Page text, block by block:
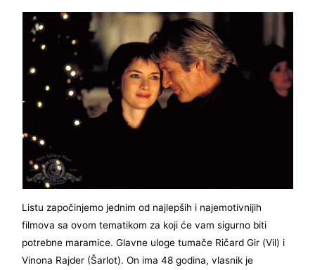
Listu započinjemo jednim od najlepših i najemotivnijih
filmova sa ovom tematikom za koji će vam sigurno biti
potrebne maramice. Glavne uloge tumače Ričard Gir (Vil) i
Vinona Rajder (Šarlot). On ima 48 godina, vlasnik je